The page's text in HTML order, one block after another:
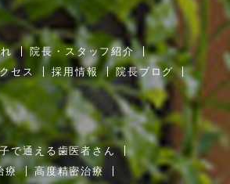
院長・スタッフ紹介
セス 採用情報
院長ブログ
で通える歯医者さん
療
高度精密治療